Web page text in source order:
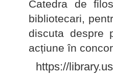
Catedra de
bibliotecari,
discuta despre
acțiune în
https://